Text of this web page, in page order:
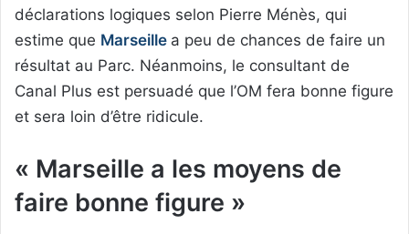
déclarations logiques selon Pierre Ménès, qui
estime que Marseille a peu de chances de faire un
résultat au Parc. Néanmoins, le consultant de
Canal Plus est persuadé que l’OM fera bonne figure
et sera loin d’être ridicule.
« Marseille a les moyens de
faire bonne figure »